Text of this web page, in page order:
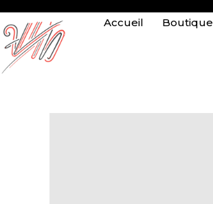
Accueil Boutique